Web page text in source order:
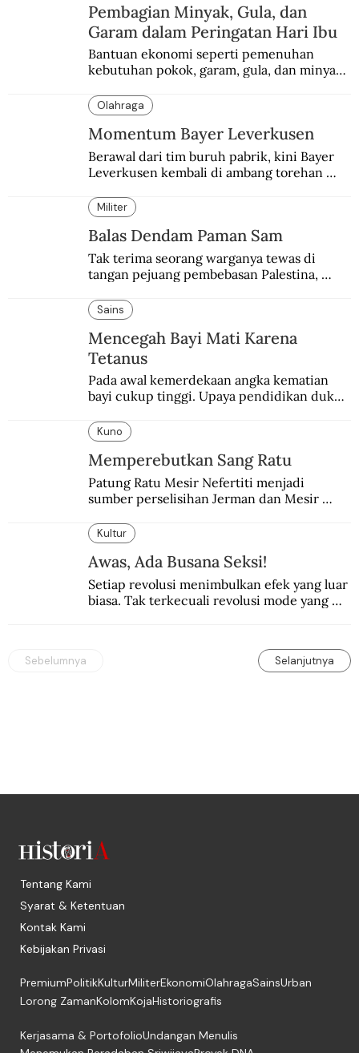
Pembagian Minyak, Gula, dan
Garam dalam Peringatan Hari Ibu
Bantuan ekonomi seperti pemenuhan
kebutuhan pokok, garam, gula, dan minyak
peringatan Hari Ibu.
Olahraga
Momentum Bayer Leverkusen
Berawal dari tim buruh pabrik, kini Bayer
Leverkusen kembali di ambang torehan
“Neverkusen”.
Militer
Balas Dendam Paman Sam
Tak terima seorang warganya tewas di
tangan pejuang pembebasan Palestina,
pembalasan.
Sains
Mencegah Bayi Mati Karena
Tetanus
Pada awal kemerdekaan angka kematian
bayi cukup tinggi. Upaya pendidikan dukun
Kuno
Memperebutkan Sang Ratu
Patung Ratu Mesir Nefertiti menjadi
sumber perselisihan Jerman dan Mesir
Kultur
Awas, Ada Busana Seksi!
Setiap revolusi menimbulkan efek yang luar
biasa. Tak terkecuali revolusi mode yang
Sebelumnya Selanjutnya
Tentang Kami
Syarat & Ketentuan
Kontak Kami
Kebijakan Privasi
PremiumPolitikKulturMiliterEkonomiOlahragaSainsUrban
Lorong ZamanKolomKojaHistoriografis
Kerjasama & PortofolioUndangan Menulis